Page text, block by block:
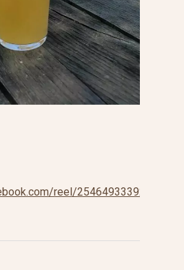
reel/254649333925517